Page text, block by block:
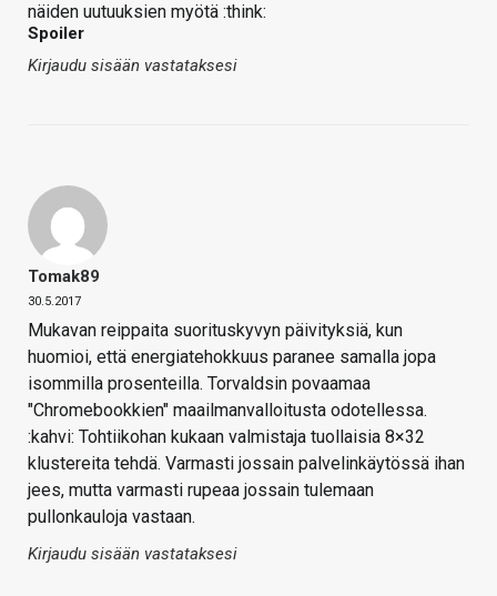
näiden uutuuksien myötä :think:
Spoiler
Kirjaudu sisään vastataksesi
Tomak89
30.5.2017
Mukavan reippaita suorituskyvyn päivityksiä, kun
huomioi, että energiatehokkuus paranee samalla jopa
isommilla prosenteilla. Torvaldsin povaamaa
"Chromebookkien" maailmanvalloitusta odotellessa.
:kahvi: Tohtiikohan kukaan valmistaja tuollaisia 8×32
klustereita tehdä. Varmasti jossain palvelinkäytössä ihan
jees, mutta varmasti rupeaa jossain tulemaan
pullonkauloja vastaan.
Kirjaudu sisään vastataksesi